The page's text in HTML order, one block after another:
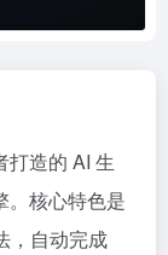
打造的 AI 生
。核心特色是
，自动完成